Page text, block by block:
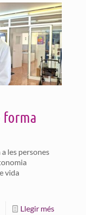
forma
les persones
vida
Llegir més